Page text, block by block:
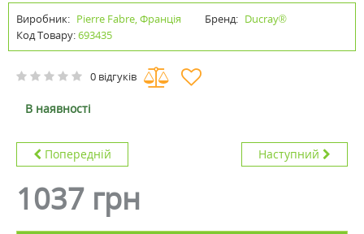
Виробник: Pierre Fabre, Франція Бренд: Ducray®
Код Товару:693435
0 відгуків
В наявності
Попередній Наступний
1037 грн